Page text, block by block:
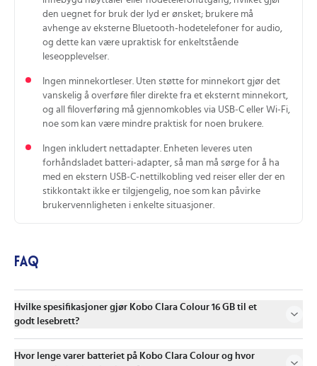
den uegnet for bruk der lyd er ønsket; brukere må
avhenge av eksterne Bluetooth-hodetelefoner for audio,
og dette kan være upraktisk for enkeltstående
leseopplevelser.
Ingen minnekortleser. Uten støtte for minnekort gjør det
vanskelig å overføre filer direkte fra et eksternt minnekort,
og all filoverføring må gjennomkobles via USB‑C eller Wi‑Fi,
noe som kan være mindre praktisk for noen brukere.
Ingen inkludert nettadapter. Enheten leveres uten
forhåndsladet batteri‑adapter, så man må sørge for å ha
med en ekstern USB‑C‑nettilkobling ved reiser eller der en
stikkontakt ikke er tilgjengelig, noe som kan påvirke
brukervennligheten i enkelte situasjoner.
FAQ
Hvilke spesifikasjoner gjør Kobo Clara Colour 16 GB til et
godt lesebrett?
Hvor lenge varer batteriet på Kobo Clara Colour og hvor